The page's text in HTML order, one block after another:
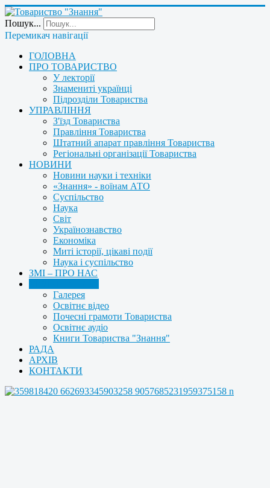
Пошук...
Перемикач навігації
ГОЛОВНА
ПРО ТОВАРИСТВО
У лекторії
Знамениті українці
Підрозділи Товариства
УПРАВЛІННЯ
З'їзд Товариства
Правління Товариства
Штатний апарат правління Товариства
Регіональні організації Товариства
НОВИНИ
Новини науки і техніки
«Знання» - воїнам АТО
Суспільство
Наука
Світ
Українознавство
Економіка
Миті історії, цікаві події
Наука і суспільство
ЗМІ – ПРО НАС
Галерея
Освітнє відео
Почесні грамоти Товариства
Освітнє аудіо
Книги Товариства "Знання"
РАДА
АРХІВ
КОНТАКТИ